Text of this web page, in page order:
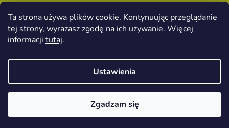
Ta strona używa plików cookie. Kontynuując przeglądanie
tej strony, wyrażasz zgodę na ich używanie. Więcej
informacji tutaj.
Ustawienia
Zgadzam się
Podając adres e-mail, zgadzasz się zwarunkami
handlowymi
ZALOGUJ SIĘ
Opracował Shoptet&PekneWeby
Kopeček dom winiarski
prawa zastrzeżone.